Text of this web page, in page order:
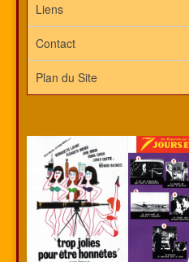
Liens
Contact
Plan du Site